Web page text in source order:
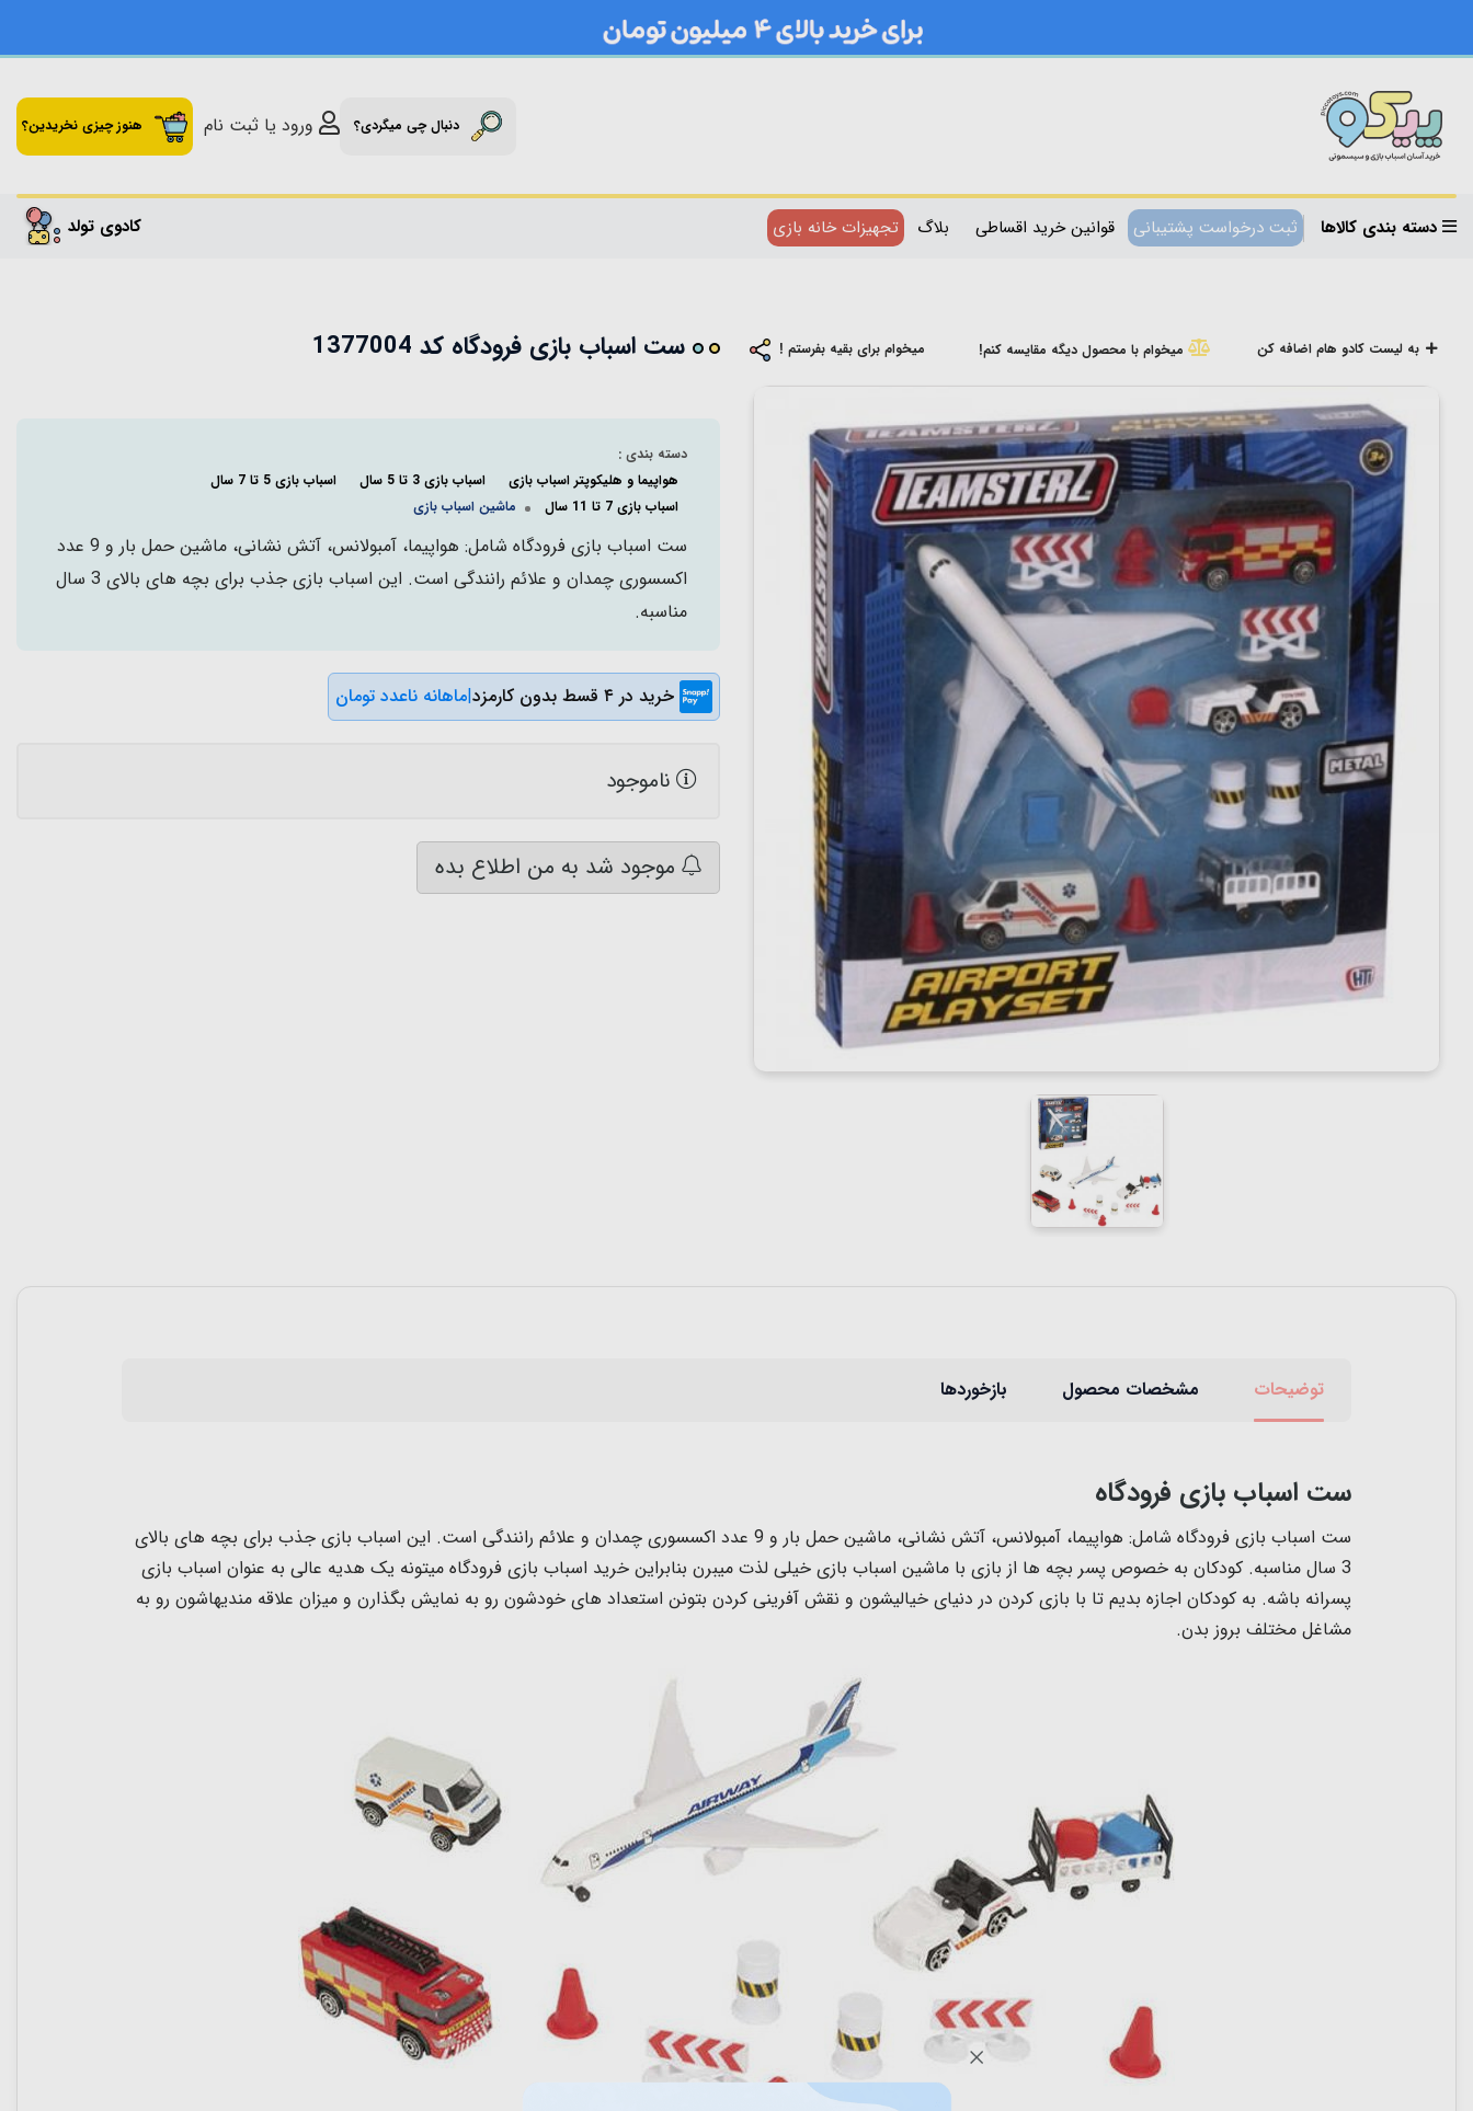
دنبال چی میگردی؟ ورود یا ثبت نام هنوز چیزی نخریدین؟
دسته بندی کالاها ثبت درخواست پشتیبانی قوانین خرید اقساطی بلاگ تجهیزات خانه بازی کادوی تولد
به لیست کادو هام اضافه کن میخوام با محصول دیگه مقایسه کنم! میخوام برای بقیه بفرستم ! ست اسباب بازی فرودگاه کد 1377004
دسته بندی :
هواپیما و هلیکوپتر اسباب بازی
اسباب بازی 3 تا 5 سال
اسباب بازی 5 تا 7 سال
اسباب بازی 7 تا 11 سال
ماشین اسباب بازی
ست اسباب بازی فرودگاه شامل: هواپیما، آمبولانس، آتش نشانی، ماشین حمل بار و 9 عدد
اکسسوری چمدان و علائم رانندگی است. این اسباب بازی جذب برای بچه های بالای 3 سال
مناسبه.
خرید در ۴ قسط بدون کارمزد |ماهانه ناعدد تومان
ناموجود
موجود شد به من اطلاع بده
توضیحات مشخصات محصول بازخوردها
ست اسباب بازی فرودگاه
ست اسباب بازی فرودگاه شامل: هواپیما، آمبولانس، آتش نشانی، ماشین حمل بار و 9 عدد اکسسوری چمدان و علائم رانندگی است. این اسباب بازی جذب برای بچه های بالای
3 سال مناسبه. کودکان به خصوص پسر بچه ها از بازی با ماشین اسباب بازی خیلی لذت میبرن بنابراین خرید اسباب بازی فرودگاه میتونه یک هدیه عالی به عنوان اسباب بازی
پسرانه باشه. به کودکان اجازه بدیم تا با بازی کردن در دنیای خیالیشون و نقش آفرینی کردن بتونن استعداد های خودشون رو به نمایش بگذارن و میزان علاقه مندیهاشون رو به
مشاغل مختلف بروز بدن.